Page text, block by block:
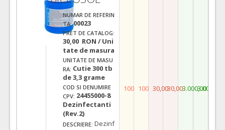
NUMAR DE REFERIN
TA: 00023
PRET DE CATALOG:
30,00 RON / Uni
tate de masura
UNITATE DE MASU
RA: Cutie 300 tb
de 3,3 grame
COD SI DENUMIRE
CPV: 24455000-8
Dezinfectanti
(Rev.2)
DESCRIERE: Dezinf
100 100 30,0030,003.000,003.000,00